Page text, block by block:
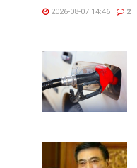
2026-08-07 14:46 2